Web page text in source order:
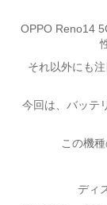
OPPO Reno14
それ以外にも
今回は、バッテ
この機
ディ